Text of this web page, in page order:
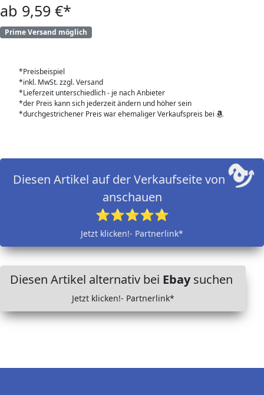
ab 9,59 €*
Prime Versand möglich
*Preisbeispiel
*inkl. MwSt. zzgl. Versand
*Lieferzeit unterschiedlich - je nach Anbieter
*der Preis kann sich jederzeit ändern und höher sein
*durchgestrichener Preis war ehemaliger Verkaufspreis bei
Diesen Artikel auf der Verkaufseite von
anschauen
⭐⭐⭐⭐⭐
Jetzt klicken!- Partnerlink*
Diesen Artikel alternativ bei Ebaysuchen
Jetzt klicken!- Partnerlink*